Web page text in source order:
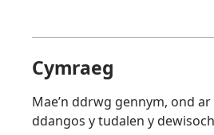
Cymraeg
Mae’n ddrwg gennym, ond
ddangos y tudalen y